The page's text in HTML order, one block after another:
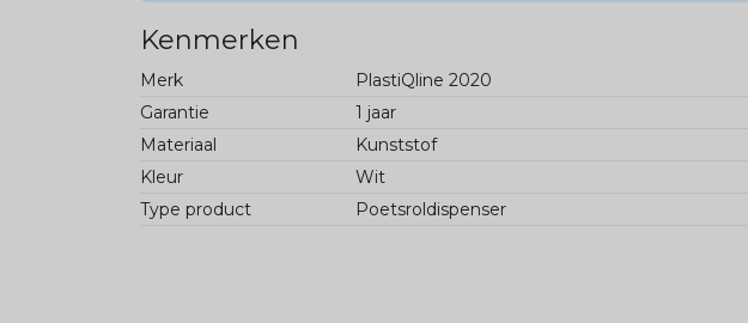
Kenmerken
Merk
PlastiQline 2020
Garantie
1 jaar
Materiaal
Kunststof
Kleur
Wit
Type product
Poetsroldispenser